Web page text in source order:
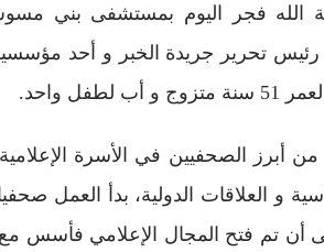
الله فجر اليوم بمستشفى بني
تحرير جريدة الخبر و أحد
واحد.
أبرز الصحفيين في الأسرة
أن تم فتح المجال الإعلامي فأسس